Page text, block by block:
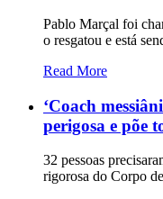
Pablo Marçal foi
o resgatou e está
Read More
‘Coach
perigosa e põe
32 pessoas
rigorosa do Corpo